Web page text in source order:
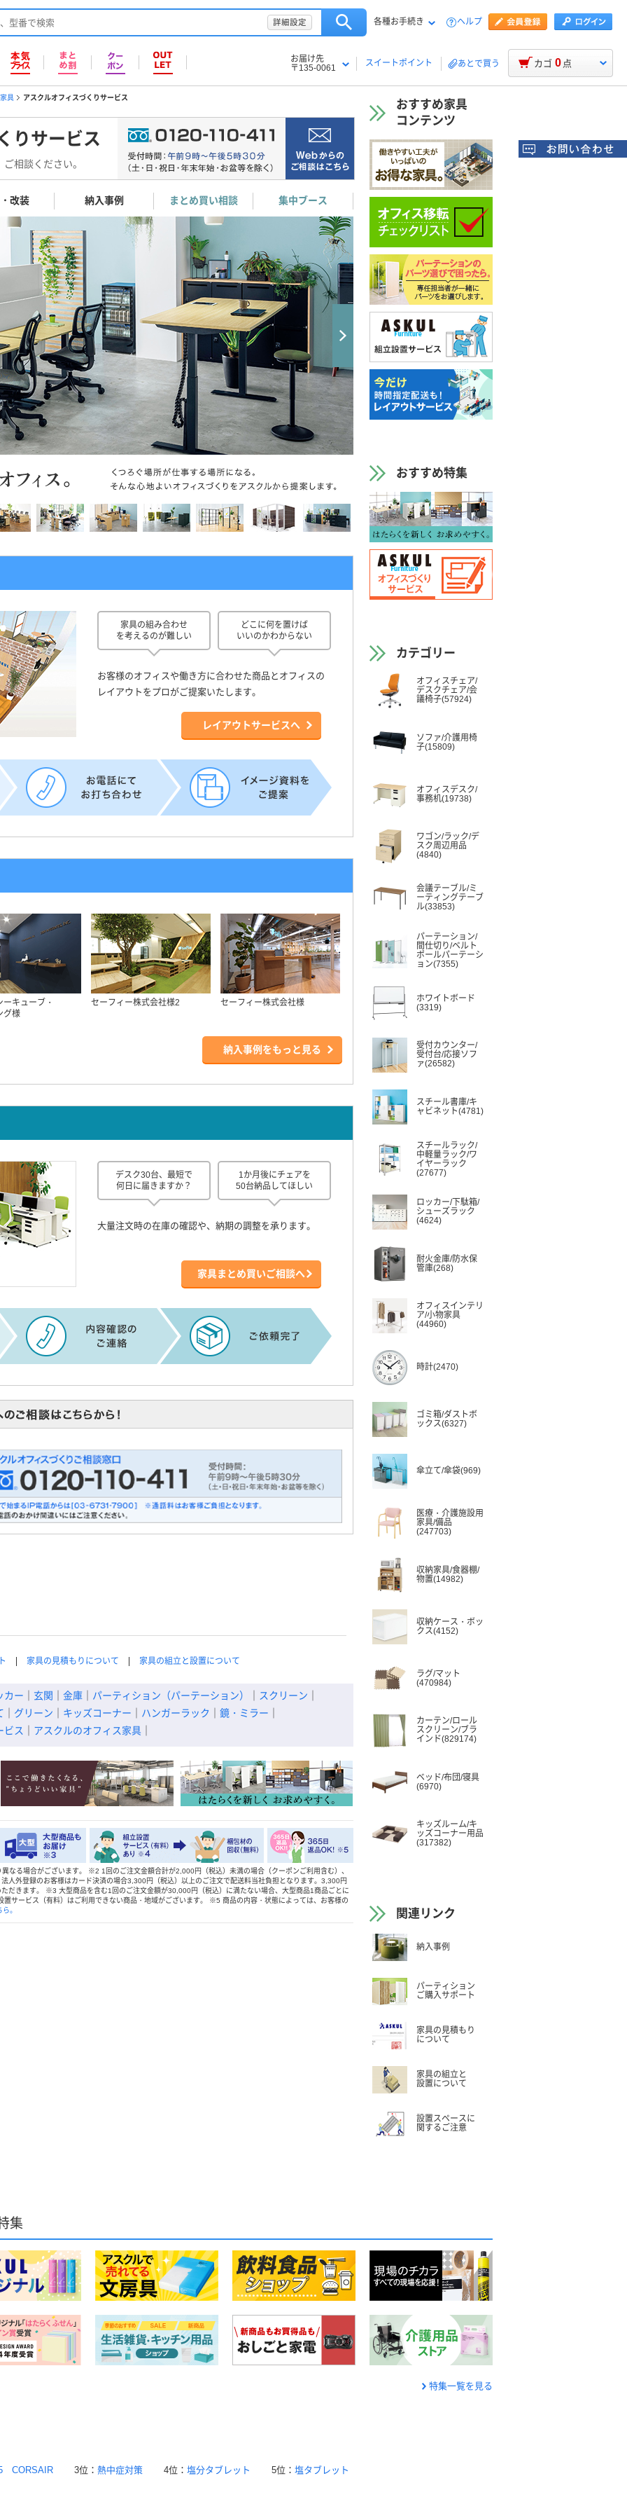
詳細設定 各種お手続き ヘルプ
お届け先
〒135-0061
スイートポイント あとで買う カゴ 0 点
具 アスクルオフィスづくりサービス
りサービス
相談ください。
改装 納入事例 まとめ買い相談 集中ブース
家具の組み合わせ
を考えるのが難しい
どこに何を置けば
いいのかわからない
お客様のオフィスや働き方に合わせた商品とオフィスの
レイアウトをプロがご提案いたします。
レイアウトサービスへ
キューブ・
グ様
セーフィー株式会社様2 セーフィー株式会社様
納入事例をもっと見る
デスク30台、最短で
何日に届きますか？
1か月後にチェアを
50台納品してほしい
大量注文時の在庫の確認や、納期の調整を承ります。
家具まとめ買いご相談へ
家具の見積もりについて 家具の組立と設置について
カー 玄関 金庫 パーティション（パーテーション） スクリーン
グリーン キッズコーナー ハンガーラック 鏡・ミラー
ビス
アスクルのオフィス家具
なる場合がございます。 ※2 1回のご注文金額合計が2,000円（税込）未満の場合（クーポンご利用含む）、
人外登録のお客様はカード決済の場合3,300円（税込）以上のご注文で配送料当社負担となります。3,300円
だきます。 ※3 大型商品を含む1回のご注文金額が30,000円（税込）に満たない場合、大型商品1商品ごとに
置サービス（有料）はご利用できない商品・地域がございます。 ※5 商品の内容・状態によっては、お客様の
。
おすすめ家具
コンテンツ
おすすめ特集
カテゴリー
オフィスチェア/
デスクチェア/会
議椅子(57924)
ソファ/介護用椅
子(15809)
オフィスデスク/
事務机(19738)
ワゴン/ラック/デ
スク周辺用品
(4840)
会議テーブル/ミ
ーティングテーブ
ル(33853)
パーテーション/
間仕切り/ベルト
ポールパーテーシ
ョン(7355)
ホワイトボード
(3319)
受付カウンター/
受付台/応接ソフ
ァ(26582)
スチール書庫/キ
ャビネット(4781)
スチールラック/
中軽量ラック/ワ
イヤーラック
(27677)
ロッカー/下駄箱/
シューズラック
(4624)
耐火金庫/防水保
管庫(268)
オフィスインテリ
ア/小物家具
(44960)
時計(2470)
ゴミ箱/ダストボ
ックス(6327)
傘立て/傘袋(969)
医療・介護施設用
家具/備品
(247703)
収納家具/食器棚/
物置(14982)
収納ケース・ボッ
クス(4152)
ラグ/マット
(470984)
カーテン/ロール
スクリーン/ブラ
インド(829174)
ベッド/布団/寝具
(6970)
キッズルーム/キ
ッズコーナー用品
(317382)
関連リンク
納入事例
パーティション
ご購入サポート
家具の見積もり
について
家具の組立と
設置について
設置スペースに
関するご注意
集
特集一覧を見る
CORSAIR 3位： 熱中症対策 4位： 塩分タブレット 5位： 塩タブレット